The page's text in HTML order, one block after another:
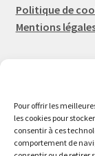
Pour offrir les
les cookies pour
consentir à ces
comportement de
Politique de
Mentions
Eric FORTIER EI
16 Rue de
14600 Honfleur
02 61 82 01 89